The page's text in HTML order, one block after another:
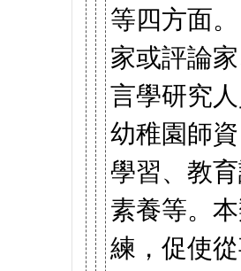
等四方面
家或評論
言學研究
幼稚園師
學習、教
素養等。
練，促使